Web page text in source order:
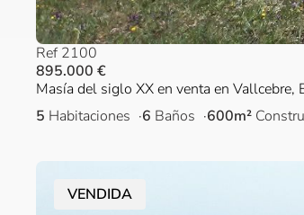
Ref 2100
895.000 €
Masía del siglo XX en venta en Vallcebre,
5 Habitaciones 6 Baños 600m²
VENDIDA